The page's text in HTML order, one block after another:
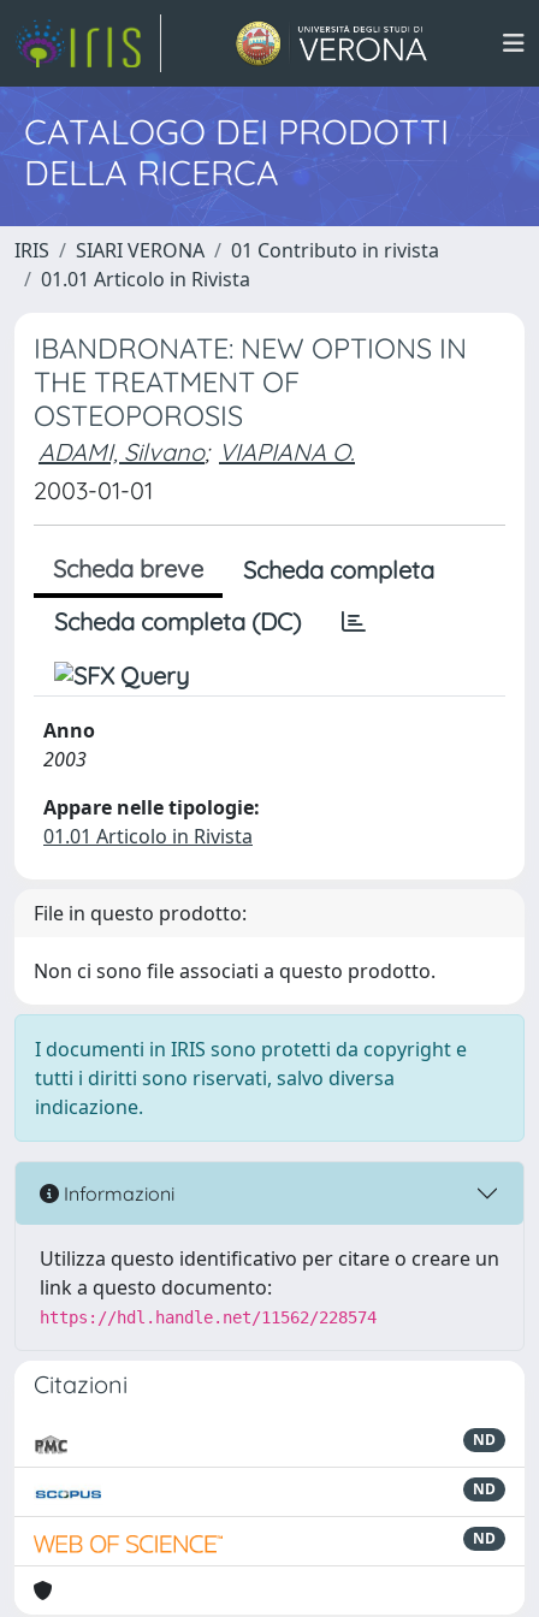
CATALOGO DEI PRODOTTI
DELLA RICERCA
IRIS SIARI VERONA
01 Contributo in rivista
01.01 Articolo in Rivista
IBANDRONATE: NEW OPTIONS IN
THE TREATMENT OF
OSTEOPOROSIS
ADAMI, Silvano; VIAPIANA O.
2003-01-01
Scheda breve
Scheda completa
Scheda completa (DC)
Anno
2003
Appare nelle tipologie:
01.01 Articolo in Rivista
File in questo prodotto:
Non ci sono file associati a questo prodotto.
I documenti in IRIS sono protetti da copyright e
tutti i diritti sono riservati, salvo diversa
indicazione.
Informazioni
Utilizza questo identificativo per citare o creare un
link a questo documento:
https://hdl.handle.net/11562/228574
Citazioni
ND
ND
ND